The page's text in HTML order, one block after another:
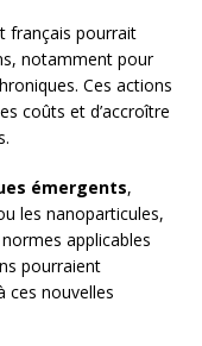
français pourrait
notamment pour
Ces actions
coûts et d’accroître
émergents,
les nanoparticules,
applicables
pourraient
ces nouvelles